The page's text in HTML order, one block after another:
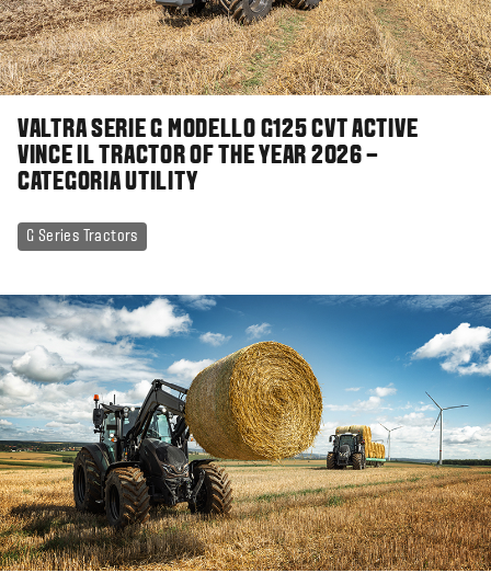
VALTRA SERIE G MODELLO G125 CVT ACTIVE
VINCE IL TRACTOR OF THE YEAR 2026 –
CATEGORIA UTILITY
G Series Tractors